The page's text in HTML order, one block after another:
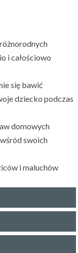
i całościowo
się bawić
dziecko podczas
domowych
swoich
i maluchów